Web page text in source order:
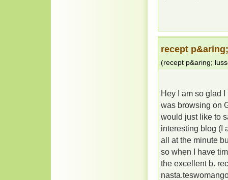
recept
(recept p&aring;
Hey I am so glad
was browsing on
would just like to
interesting blog (I
all at the minute
so when I have
the excellent b.